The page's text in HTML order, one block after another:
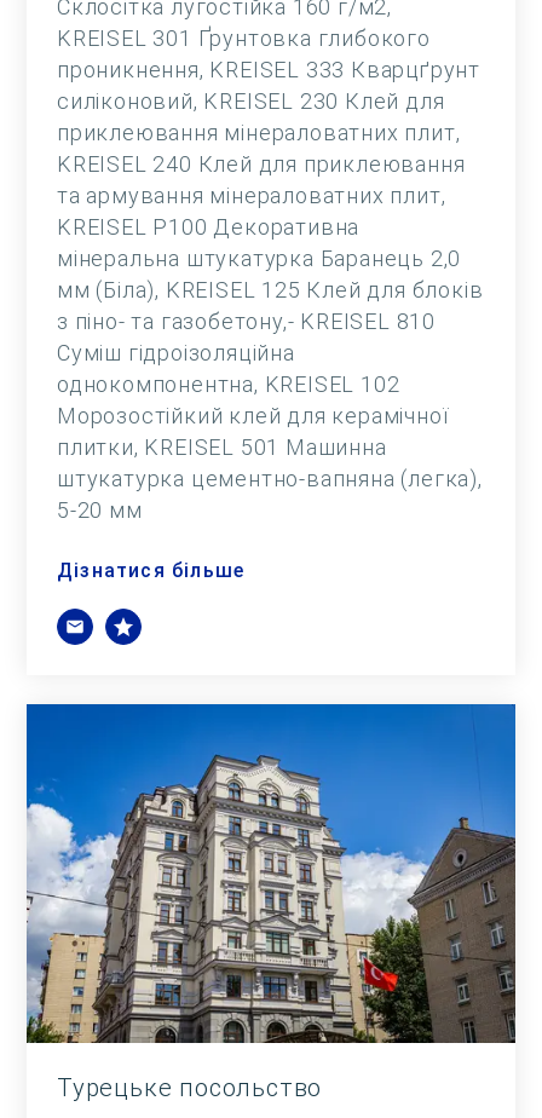
Склосітка лугостійка 160 г/м2,
KREISEL 301 Ґрунтовка глибокого
проникнення, KREISEL 333 Кварцґрунт
силіконовий, KREISEL 230 Клей для
приклеювання мінераловатних плит,
KREISEL 240 Клей для приклеювання
та армування мінераловатних плит,
KREISEL Р100 Декоративна
мінеральна штукатурка Баранець 2,0
мм (Біла), KREISEL 125 Клей для блоків
з піно- та газобетону,- KREISEL 810
Суміш гідроізоляційна
однокомпонентна, KREISEL 102
Морозостійкий клей для керамічної
плитки, KREISEL 501 Машинна
штукатурка цементно-вапняна (легка),
5-20 мм
Дізнатися більше
Турецьке посольство